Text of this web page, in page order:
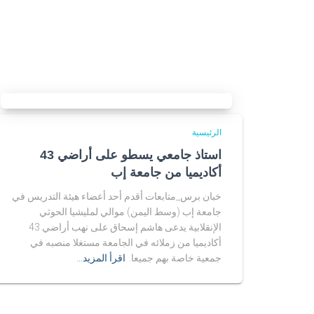
الرئيسية
استاذ جامعي يسطو على أراضي 43
أكاديميا من جامعة إب
خبان برس_متابعات أقدم أحد أعضاء هيئة التدريس في
جامعة إب (وسط اليمن) موالي لمليشيا الحوثي
الإنقلابية يدعى هاشم إسحاق على نهب أراضي 43
أكاديميا من زملائه في الجامعة مستغلا منصبه في
جمعية خاصة بهم جميعا.
اقرأ المزيد…